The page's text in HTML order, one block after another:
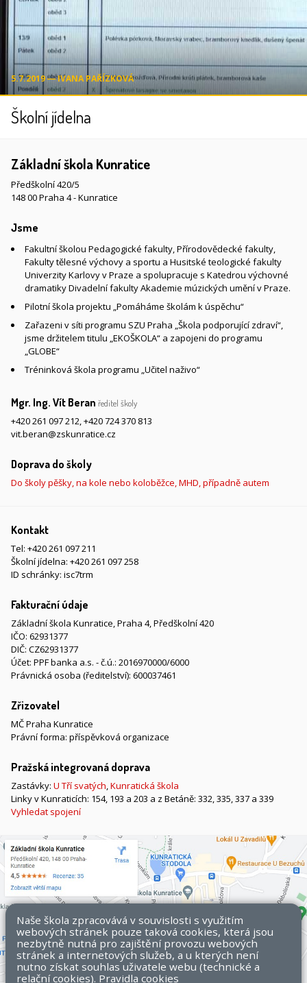
5.7.2019 ― IVANA PAŘÍZKOVÁ
Školní jídelna
Základní škola Kunratice
Předškolní 420/5
148 00 Praha 4 - Kunratice
Jsme
Fakultní školou Pedagogické fakulty, Přírodovědecké fakulty,
Fakulty tělesné výchovy a sportu a Husitské teologické fakulty
Univerzity Karlovy v Praze a spolupracuje s Katedrou výchovné
dramatiky Divadelní fakulty Akademie múzických umění v Praze.
Pilotní škola projektu „Pomáháme školám k úspěchu“
Zařazeni v síti programu SZU Praha „Škola podporující zdraví“,
jsme držitelem titulu „EKOŠKOLA“ a zapojeni do programu
„GLOBE“
Tréninková škola programu „Učitel naživo“
Mgr. Ing. Vít Beran ředitel školy
+420 261 097 212,+420 724 370 813
vit.beran@zskunratice.cz
Doprava do školy
Do školy pěšky, na kole nebo koloběžce, MHD, případně autem
Kontakt
Tel: +420 261 097 211
Školní jídelna: +420 261 097 258
ID schránky: isc7trm
Fakturační údaje
Základní škola Kunratice, Praha 4, Předškolní 420
IČO: 62931377
DIČ: CZ62931377
Účet: PPF banka a.s. - č.ú.: 2016970000/6000
Právnická osoba (ředitelství): 600037461
Zřizovatel
MČ Praha Kunratice
Právní forma: příspěvková organizace
Pražská integrovaná doprava
Zastávky: U Tří svatých,Kunratická škola
Linky v Kunraticích: 154, 193 a 203 a z Betáně: 332, 335, 337 a 339
Vyhledat spojení
Naše škola zpracovává v souvislosti s využitím
webových stránek pouze taková cookies, která jsou
nezbytně nutná pro zajištění provozu webových
stránek a internetových služeb, a u kterých není
nutno získat souhlas uživatele webu (technické a
relační cookies). Pravidla cookies